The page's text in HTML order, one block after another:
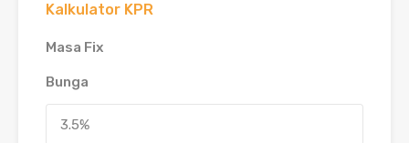
Kalkulator KPR
Masa Fix
Bunga